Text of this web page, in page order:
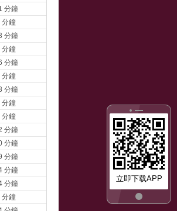
立即下载APP
分鐘
分鐘
分鐘
分鐘
分鐘
分鐘
分鐘
分鐘
分鐘
分鐘
分鐘
分鐘
分鐘
分鐘
分鐘